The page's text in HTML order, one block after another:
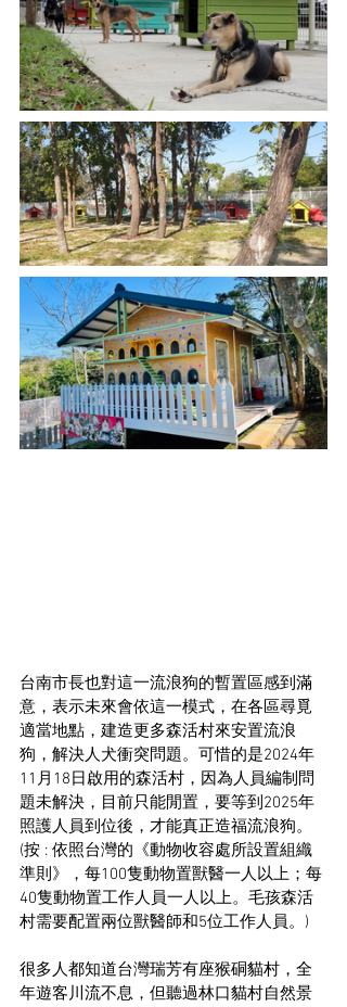
台南市長也對這一流浪狗的暫置區感到滿
意，表示未來會依這一模式，在各區尋覓
適當地點，建造更多森活村來安置流浪
狗，解決人犬衝突問題。可惜的是2024年
11月18日啟用的森活村，因為人員編制問
題未解決，目前只能閒置，要等到2025年
照護人員到位後，才能真正造福流浪狗。
(按 : 依照台灣的《動物收容處所設置組織
準則》，每100隻動物置獸醫一人以上；每
40隻動物置工作人員一人以上。毛孩森活
村需要配置兩位獸醫師和5位工作人員。)
很多人都知道台灣瑞芳有座猴硐貓村，全
年遊客川流不息，但聽過林口貓村自然景